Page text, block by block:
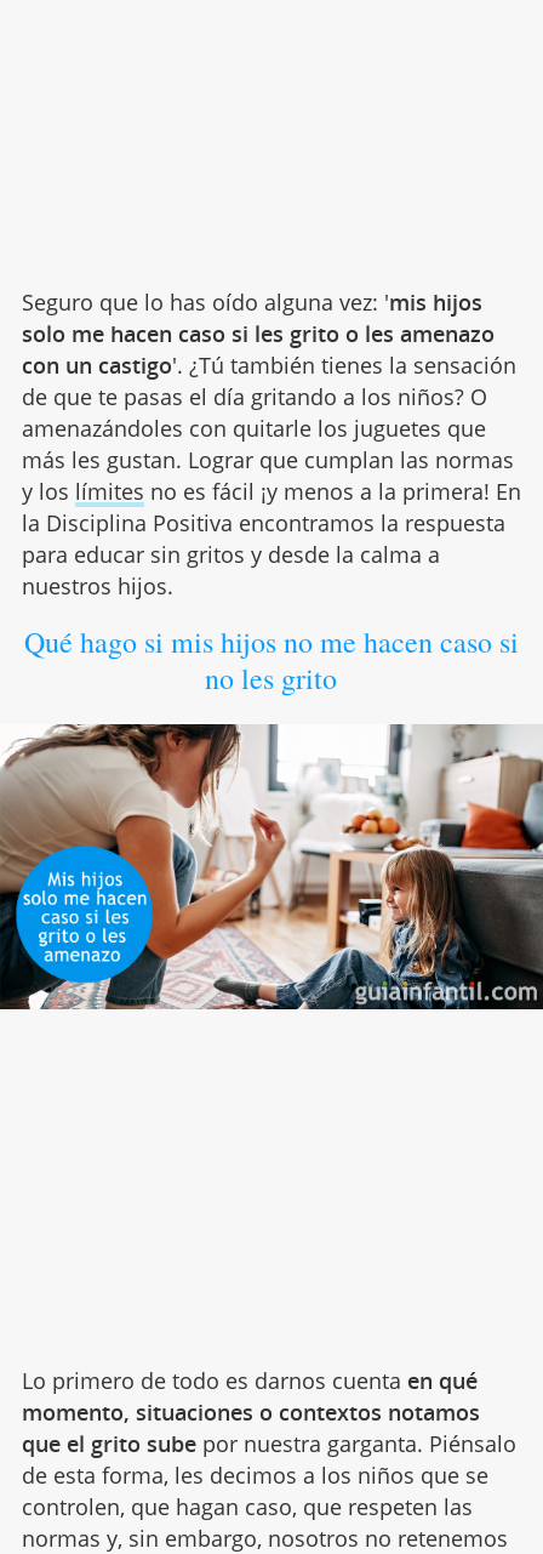
Seguro que lo has oído alguna vez: 'mis hijos
solo me hacen caso si les grito o les amenazo
con un castigo'. ¿Tú también tienes la sensación
de que te pasas el día gritando a los niños? O
amenazándoles con quitarle los juguetes que
más les gustan. Lograr que cumplan las normas
y los límites no es fácil ¡y menos a la primera! En
la Disciplina Positiva encontramos la respuesta
para educar sin gritos y desde la calma a
nuestros hijos.
Qué hago si mis hijos no me hacen caso si
no les grito
Lo primero de todo es darnos cuenta en qué
momento, situaciones o contextos notamos
que el grito subepor nuestra garganta. Piénsalo
de esta forma, les decimos a los niños que se
controlen, que hagan caso, que respeten las
normas y, sin embargo, nosotros no retenemos